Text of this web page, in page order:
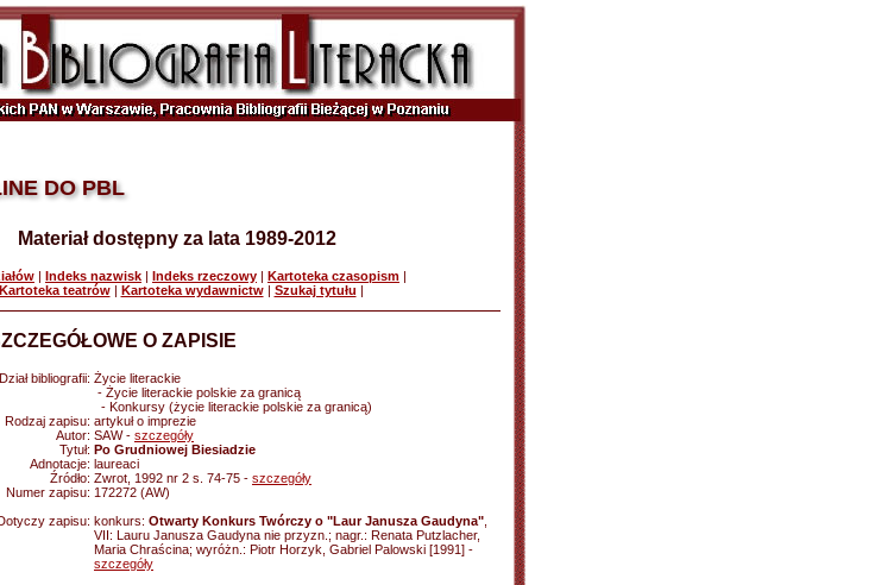
DO PBL
Materiał dostępny za lata 1989-2012
| Indeks nazwisk | Indeks rzeczowy | Kartoteka czasopism |
Kartoteka teatrów| Kartoteka wydawnictw| Szukaj tytułu |
O ZAPISIE
Dział bibliografii: Życie literackie
- Życie literackie polskie za granicą
- Konkursy (życie literackie polskie za granicą)
Rodzaj zapisu: artykuł o imprezie
Autor: SAW - szczegóły
Tytuł: Po Grudniowej Biesiadzie
Adnotacje: laureaci
Źródło: Zwrot, 1992 nr 2 s. 74-75 - szczegóły
Numer zapisu: 172272 (AW)
zapisu: konkurs: Otwarty Konkurs Twórczy o "Laur Janusza Gaudyna"
VII: Lauru Janusza Gaudyna nie przyzn.; nagr.: Renata Putzlacher,
Maria Chraścina; wyróżn.: Piotr Horzyk, Gabriel Palowski [1991] -
szczegóły